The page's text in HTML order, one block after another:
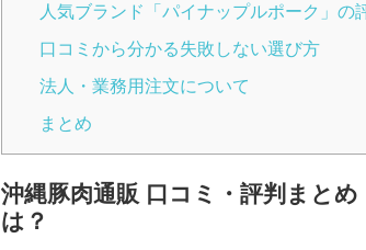
人気ブランド「パイナップルポーク」の
口コミから分かる失敗しない選び方
法人・業務用注文について
まとめ
沖縄豚肉通販 口コミ・評判まと
は？